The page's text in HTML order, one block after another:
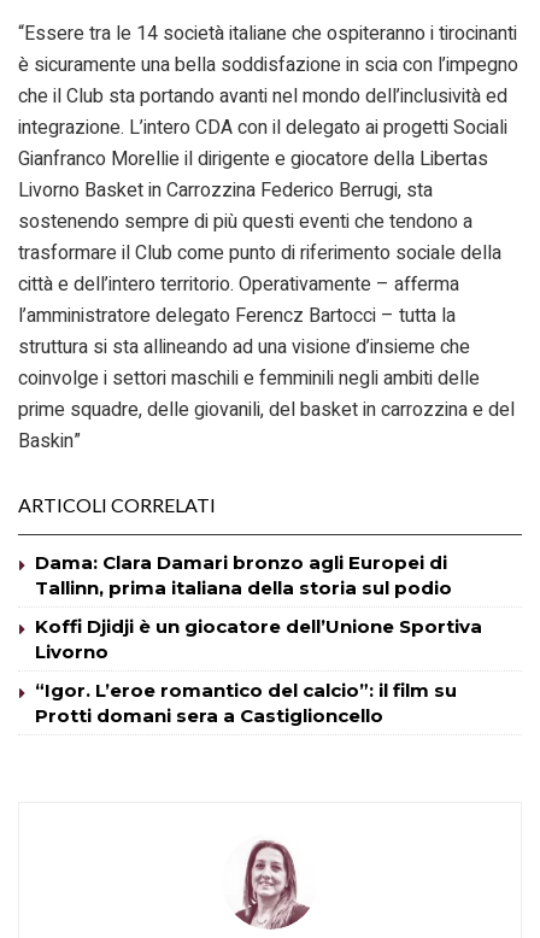
“Essere tra le 14 società italiane che ospiteranno i tirocinanti
è sicuramente una bella soddisfazione in scia con l’impegno
che il Club sta portando avanti nel mondo dell’inclusività ed
integrazione. L’intero CDA con il delegato ai progetti Sociali
Gianfranco Morellie il dirigente e giocatore della Libertas
Livorno Basket in Carrozzina Federico Berrugi, sta
sostenendo sempre di più questi eventi che tendono a
trasformare il Club come punto di riferimento sociale della
città e dell’intero territorio. Operativamente – afferma
l’amministratore delegato Ferencz Bartocci – tutta la
struttura si sta allineando ad una visione d’insieme che
coinvolge i settori maschili e femminili negli ambiti delle
prime squadre, delle giovanili, del basket in carrozzina e del
Baskin”
ARTICOLI CORRELATI
Dama: Clara Damari bronzo agli Europei di
Tallinn, prima italiana della storia sul podio
Koffi Djidji è un giocatore dell’Unione Sportiva
Livorno
“Igor. L’eroe romantico del calcio”: il film su
Protti domani sera a Castiglioncello